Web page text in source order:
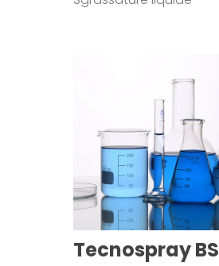
Tecnospray BS